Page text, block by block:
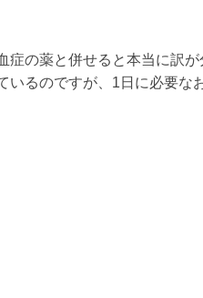
の薬と併せると本当に訳が
るのですが、1日に必要な